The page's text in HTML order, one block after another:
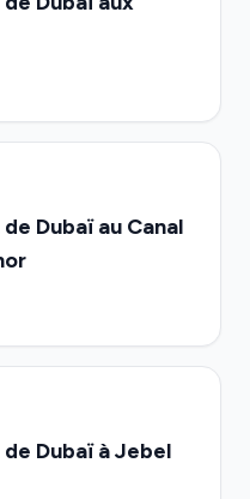
Dubaï au Canal
Dubaï à Jebel